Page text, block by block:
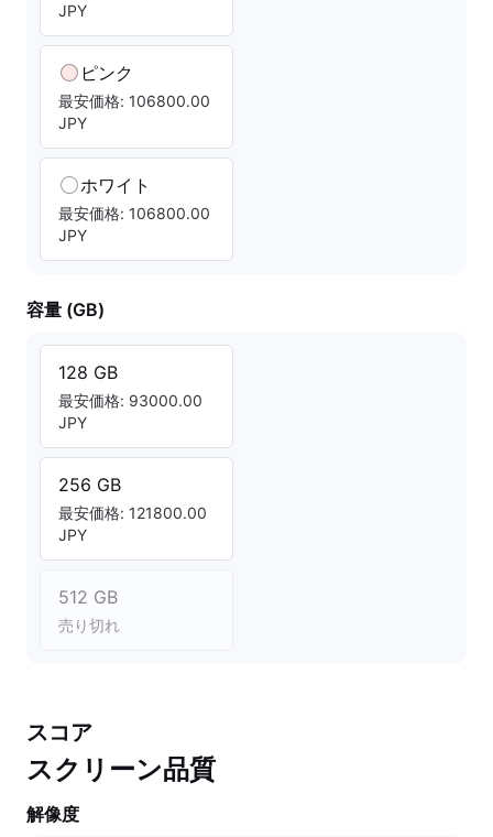
JPY
ピンク
最安価格: 106800.00
JPY
ホワイト
最安価格: 106800.00
JPY
容量 (GB)
128 GB
最安価格: 93000.00
JPY
256 GB
最安価格: 121800.00
JPY
512 GB
売り切れ
スコア
スクリーン品質
解像度